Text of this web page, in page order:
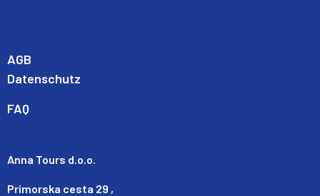
AGB
Datenschutz
FAQ
Anna Tours d.o.o.
Primorska cesta 29 ,